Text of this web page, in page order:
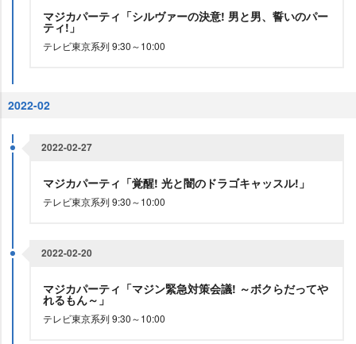
マジカパーティ「シルヴァーの決意! 男と男、誓いのパー
ティ!」
テレビ東京系列 9:30～10:00
2022-02
2022-02-27
マジカパーティ「覚醒! 光と闇のドラゴキャッスル!」
テレビ東京系列 9:30～10:00
2022-02-20
マジカパーティ「マジン緊急対策会議! ～ボクらだって
れるもん～」
テレビ東京系列 9:30～10:00